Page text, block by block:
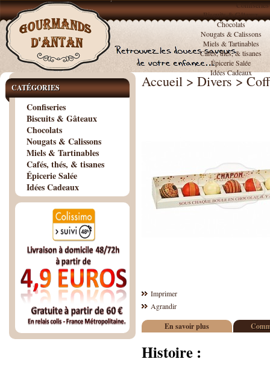
Confiseries
Biscuits & Gâteaux
Chocolats
Nougats & Calissons
Miels & Tartinables
Cafés, thés, & tisanes
Épicerie Salée
Idées Cadeaux
CATÉGORIES
Confiseries
Biscuits & Gâteaux
Chocolats
Nougats & Calissons
Miels & Tartinables
Cafés, thés, & tisanes
Épicerie Salée
Idées Cadeaux
Accueil > Divers >
Imprimer
Agrandir
En savoir plus
Histoire :